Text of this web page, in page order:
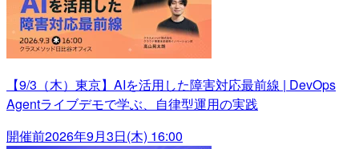
【9/3（木）東京】AIを活用した障害対応最前線 | DevOps
Agentライブデモで学ぶ、自律型運用の実践
開催前2026年9月3日(木) 16:00